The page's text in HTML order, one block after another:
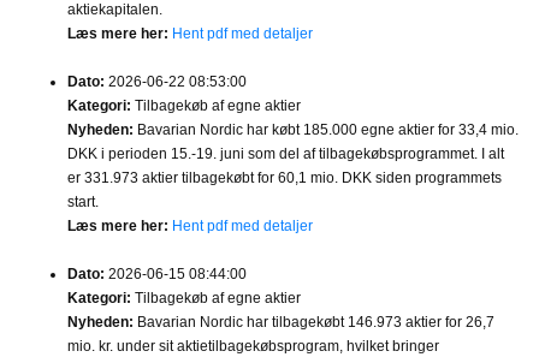
aktiekapitalen.
Læs mere her: Hent pdf med detaljer
Dato: 2026-06-22 08:53:00
Kategori: Tilbagekøb af egne aktier
Nyheden: Bavarian Nordic har købt 185.000 egne aktier for 33,4 mio.
DKK i perioden 15.-19. juni som del af tilbagekøbsprogrammet. I alt
er 331.973 aktier tilbagekøbt for 60,1 mio. DKK siden programmets
start.
Læs mere her: Hent pdf med detaljer
Dato: 2026-06-15 08:44:00
Kategori: Tilbagekøb af egne aktier
Nyheden: Bavarian Nordic har tilbagekøbt 146.973 aktier for 26,7
mio. kr. under sit aktietilbagekøbsprogram, hvilket bringer